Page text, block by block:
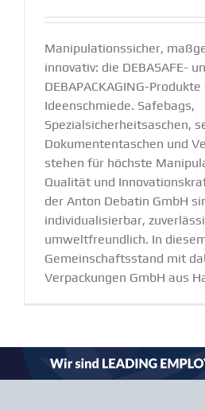
Manipulationssicher,
innovativ: die DEBASAFE-
DEBAPACKAGING-
Ideenschmiede. Safebags,
Spezialsicherheitsaschen,
Dokumententaschen und
stehen für höchste
Qualität und
der Anton Debatin GmbH
individualisierbar,
umweltfreundlich. In
Gemeinschaftsstand mit
Verpackungen GmbH aus